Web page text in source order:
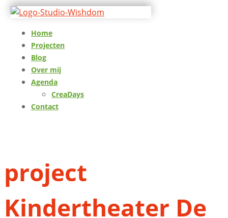
Home
Projecten
Blog
Over mij
Agenda
CreaDays
Contact
project
Kindertheater De